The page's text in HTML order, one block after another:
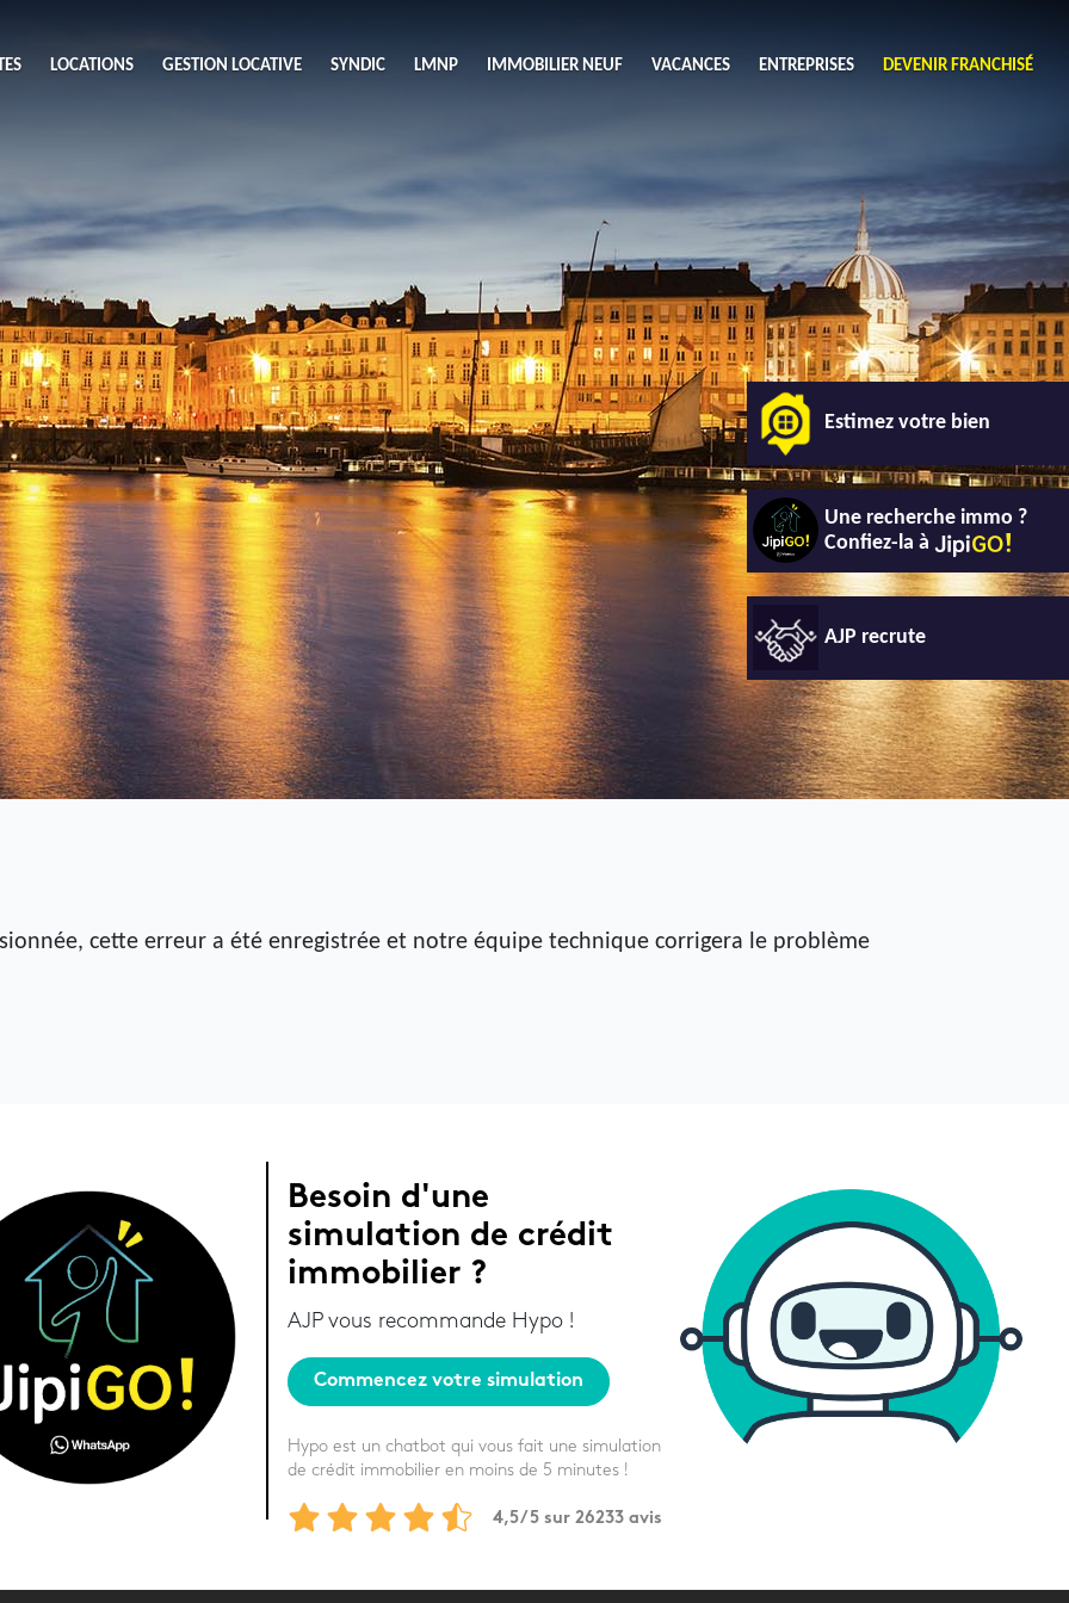
LOCATIONS GESTION LOCATIVE SYNDIC LMNP IMMOBILIER NEUF VACANCES ENTREPRISES DEVENIR FRANCHISÉ
min
max
Nombre de chambres mini
1
2 3
4 plus
Surface habitable mini
m²
Estimez votre bien
Une recherche immo ?
Confiez-la à
AJP recrute
cette erreur a été enregistrée et notre équipe technique corrigera le problème
Besoin d'une
simulation de crédit
immobilier ?
AJP vous recommande Hypo !
Commencez votre simulation
Hypo est un chatbot qui vous fait une simulation
de crédit immobilier en moins de 5 minutes !
4,5/5 sur 26233 avis